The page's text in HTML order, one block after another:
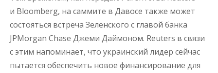
и Bloomberg, на саммите в Давосе также может
состояться встреча Зеленского с главой банка
JPMorgan Chase Джеми Даймоном. Reuters в связи
с этим напоминает, что украинский лидер сейчас
пытается обеспечить новое финансирование для